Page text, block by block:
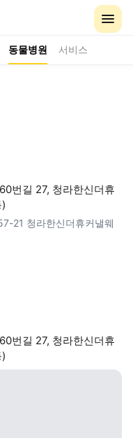
동물병원 서비스
번길 27, 청라한신더휴
21 청라한신더휴커낼웨
번길 27, 청라한신더휴